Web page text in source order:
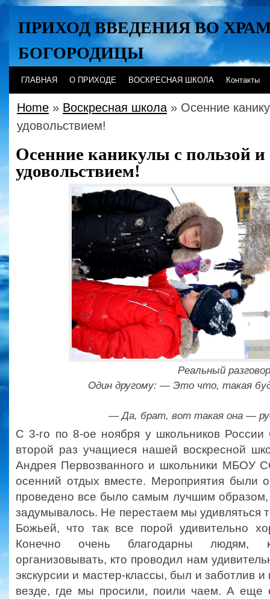
ПРИХОД ВВЕДЕНИЯ ВО
БОГОРОДИЦЫ
Хабаровск
ГЛАВНАЯ О ПРИХОДЕ ВОСКРЕСНАЯ ШКОЛА Контакты
Home » Воскресная школа » Осенние
удовольствием!
Осенние каникулы с пользой и
удовольствием!
Реальный
Один другому: — Это что, такая
— Да, брат, вот такая она —
С 3-го по 8-ое ноября у школьников
второй раз учащиеся нашей воскресной
Андрея Первозванного и школьники МБОУ
осенний отдых вместе. Мероприятия были
проведено все было самым лучшим
задумывалось. Не перестаем мы удивляться
Божьей, что так все порой удивительно
Конечно очень благодарны людям,
организовывать, кто проводил нам
экскурсии и мастер-классы, был и заботлив
везде, где мы просили, поили чаем. А еще